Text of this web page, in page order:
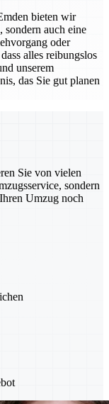
bieten wir
sondern auch eine
oder
alles reibungslos
unserem
das Sie gut planen
Sie von vielen
sondern
Umzug noch